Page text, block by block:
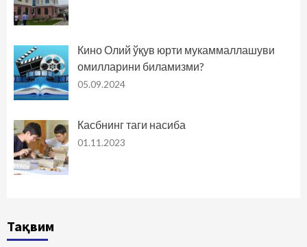
Кино Олий ўқув юрти мукаммаллашуви
омилларини биламизми?
05.09.2024
Касбнинг таги насиба
01.11.2023
Тақвим